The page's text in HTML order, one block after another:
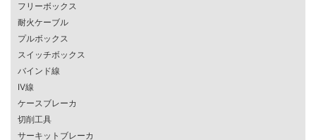
フリーボックス
耐火ケーブル
プルボックス
スイッチボックス
バインド線
IV線
ケースブレーカ
切削工具
サーキットブレーカ